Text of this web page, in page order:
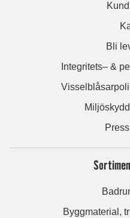
Bli
Integritets– &
Byggmaterial,